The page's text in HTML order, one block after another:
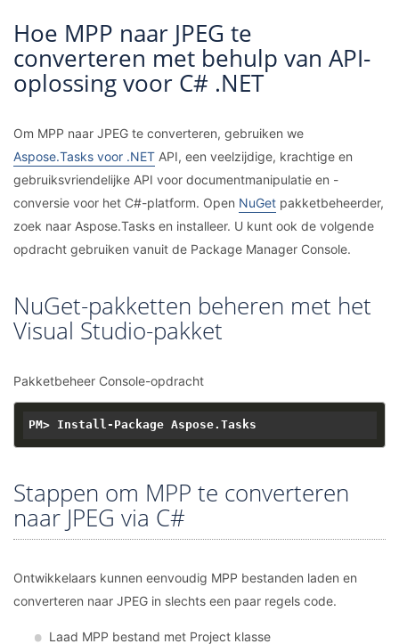
Hoe MPP naar JPEG te
converteren met behulp van API-
oplossing voor C# .NET
Om MPP naar JPEG te converteren, gebruiken we
Aspose.Tasks voor .NET API, een veelzijdige, krachtige en
gebruiksvriendelijke API voor documentmanipulatie en -
conversie voor het C#-platform. Open NuGet pakketbeheerder,
zoek naar Aspose.Tasks en installeer. U kunt ook de volgende
opdracht gebruiken vanuit de Package Manager Console.
NuGet-pakketten beheren met het
Visual Studio-pakket
Pakketbeheer Console-opdracht
Stappen om MPP te converteren
naar JPEG via C#
Ontwikkelaars kunnen eenvoudig MPP bestanden laden en
converteren naar JPEG in slechts een paar regels code.
Laad MPP bestand met Project klasse